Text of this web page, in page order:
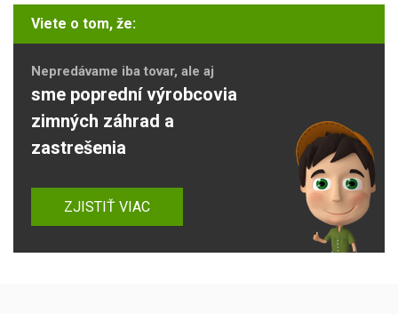
Viete o tom, že:
Nepredávame iba tovar, ale aj
sme poprední výrobcovia
zimných záhrad a
zastrešenia
ZJISTIŤ VIAC